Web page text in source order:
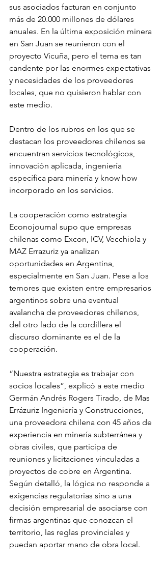
sus asociados facturan en conjunto
más de 20.000 millones de dólares
anuales. En la última exposición minera
en San Juan se reunieron con el
proyecto Vicuña, pero el tema es tan
candente por las enormes expectativas
y necesidades de los proveedores
locales, que no quisieron hablar con
este medio.
Dentro de los rubros en los que se
destacan los proveedores chilenos se
encuentran servicios tecnológicos,
innovación aplicada, ingeniería
específica para minería y know how
incorporado en los servicios.
La cooperación como estrategia
Econojournal supo que empresas
chilenas como Excon, ICV, Vecchiola y
MAZ Errazuriz ya analizan
oportunidades en Argentina,
especialmente en San Juan. Pese a los
temores que existen entre empresarios
argentinos sobre una eventual
avalancha de proveedores chilenos,
del otro lado de la cordillera el
discurso dominante es el de la
cooperación.
“Nuestra estrategia es trabajar con
socios locales”, explicó a este medio
Germán Andrés Rogers Tirado, de Mas
Errázuriz Ingeniería y Construcciones,
una proveedora chilena con 45 años de
experiencia en minería subterránea y
obras civiles, que participa de
reuniones y licitaciones vinculadas a
proyectos de cobre en Argentina.
Según detalló, la lógica no responde a
exigencias regulatorias sino a una
decisión empresarial de asociarse con
firmas argentinas que conozcan el
territorio, las reglas provinciales y
puedan aportar mano de obra local.